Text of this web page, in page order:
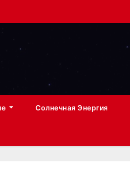
Солнечная Энергия